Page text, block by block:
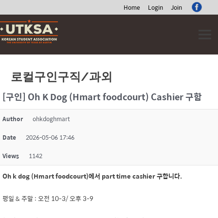
Home Login Join
Skip
to
content
로컬구인구직/과외
[구인] Oh K Dog (Hmart foodcourt) Cashier 구함
Author ohkdoghmart
Date 2026-05-06 17:46
Views 1142
Oh k dog (Hmart foodcourt)에서 part time cashier 구합니다.
평일 & 주말 : 오전 10-3/ 오후 3-9